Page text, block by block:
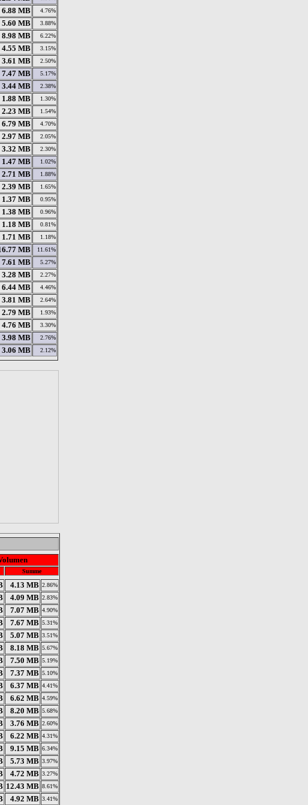
6.88 MB 4.76%
5.60 MB 3.88%
8.98 MB 6.22%
4.55 MB 3.15%
3.61 MB 2.50%
7.47 MB 5.17%
3.44 MB 2.38%
1.88 MB 1.30%
2.23 MB 1.54%
6.79 MB 4.70%
2.97 MB 2.05%
3.32 MB 2.30%
1.47 MB 1.02%
2.71 MB 1.88%
2.39 MB 1.65%
1.37 MB 0.95%
1.38 MB 0.96%
1.18 MB 0.81%
1.71 MB 1.18%
MB 11.61%
7.61 MB 5.27%
3.28 MB 2.27%
6.44 MB 4.46%
3.81 MB 2.64%
2.79 MB 1.93%
4.76 MB 3.30%
3.98 MB 2.76%
3.06 MB 2.12%
Summe
4.13 MB 2.86%
4.09 MB 2.83%
7.07 MB 4.90%
7.67 MB 5.31%
5.07 MB 3.51%
8.18 MB 5.67%
7.50 MB 5.19%
7.37 MB 5.10%
6.37 MB 4.41%
6.62 MB 4.59%
8.20 MB 5.68%
3.76 MB 2.60%
6.22 MB 4.31%
9.15 MB 6.34%
5.73 MB 3.97%
4.72 MB 3.27%
12.43 MB 8.61%
4.92 MB 3.41%